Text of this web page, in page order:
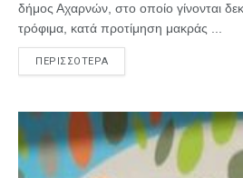
δήμος Αχαρνών, στο οποίο γίνονται
τρόφιμα, κατά προτίμηση μακράς ...
ΠΕΡΙΣΣΟΤΕΡΑ